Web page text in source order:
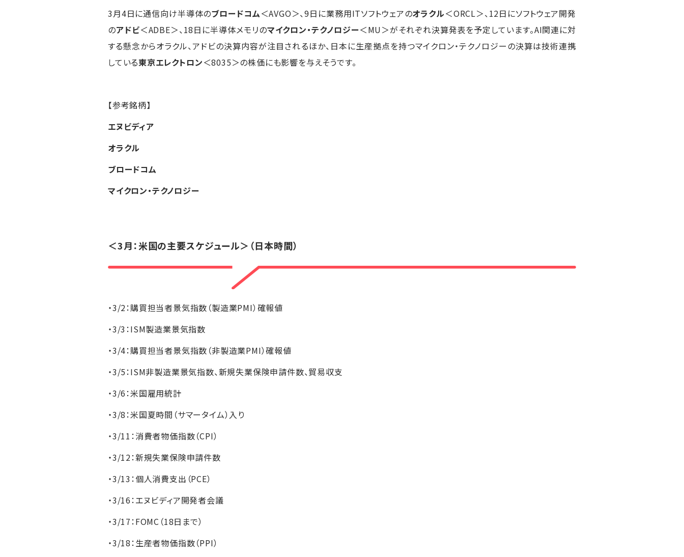
3月4日に通信向け半導体のブロードコム＜AVGO＞、9日に業務用ITソフトウェアのオラクル＜ORCL＞、12日にソフトウェア開発
のアドビ＜ADBE＞、18日に半導体メモリのマイクロン・テクノロジー＜MU＞がそれぞれ決算発表を予定しています。AI関連に対
する懸念からオラクル、アドビの決算内容が注目されるほか、日本に生産拠点を持つマイクロン・テクノロジーの決算は技術連携
している東京エレクトロン＜8035＞の株価にも影響を与えそうです。
【参考銘柄】
エヌビディア
オラクル
ブロードコム
マイクロン・テクノロジー
＜3月：米国の主要スケジュール＞（日本時間）
・3/2：購買担当者景気指数（製造業PMI）確報値
・3/3：ISM製造業景気指数
・3/4：購買担当者景気指数（非製造業PMI）確報値
・3/5：ISM非製造業景気指数、新規失業保険申請件数、貿易収支
・3/6：米国雇用統計
・3/8：米国夏時間（サマータイム）入り
・3/11：消費者物価指数（CPI）
・3/12：新規失業保険申請件数
・3/13：個人消費支出（PCE）
・3/16：エヌビディア開発者会議
・3/17：FOMC（18日まで）
・3/18：生産者物価指数（PPI）